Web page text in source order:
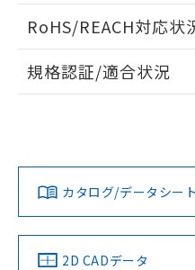
ドすることができます。
ログイ
ダウンロードデータをご利
みください。
ソフトウェアの使用条件
RoHS/REACH対応状
EU RoHS 注意事項・凡
対応済み
中国 RoHS 注意事項・凡
規格認証/適合状況
カタログ/データシー
2D CADデータ
ものではありません
また、RoHS指令の
物質の対応では、
荷製品に未対応品が
欄に対応日を記載し